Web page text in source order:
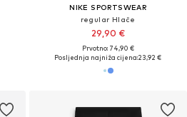
NIKE SPORTSWEAR
regular Hlače
29,90 €
Prvotno: 74,90 €
Posljednja najniža cijena:23,92 €